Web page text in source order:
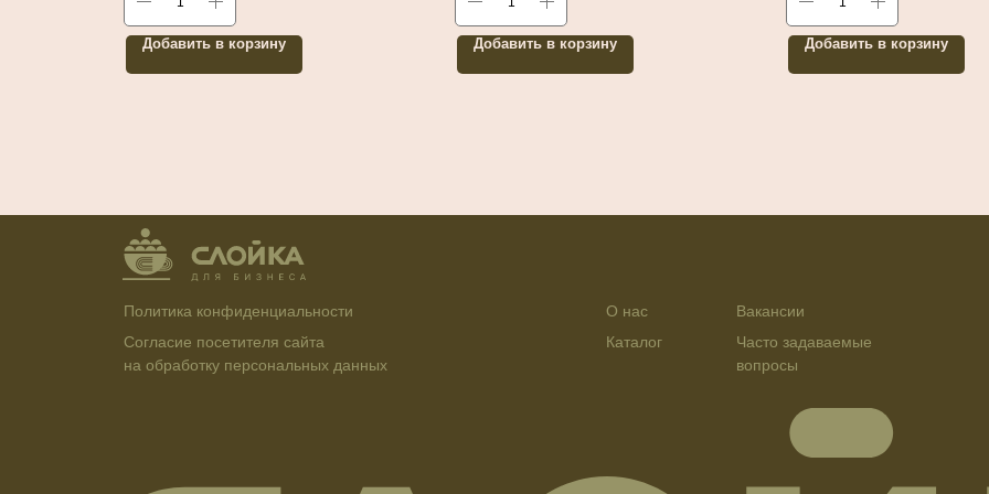
Добавить в корзину Добавить в корзину Добавить в корзину
О нас
Каталог
Вакансии
Часто задаваемые
вопросы
Политика конфиденциальности
Согласие посетителя сайта
на обработку персональных данных